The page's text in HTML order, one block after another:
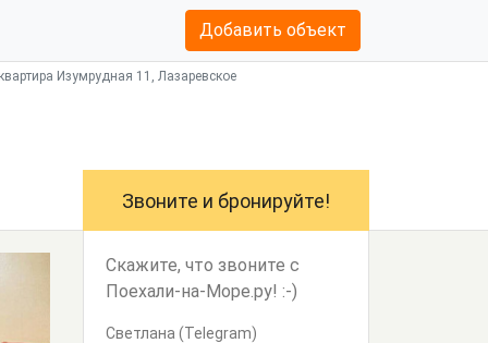
Добавить объект
Изумрудная 11, Лазаревское
Звоните и бронируйте!
Скажите, что звоните с
Поехали-на-Море.ру! :-)
Светлана (Telegram)